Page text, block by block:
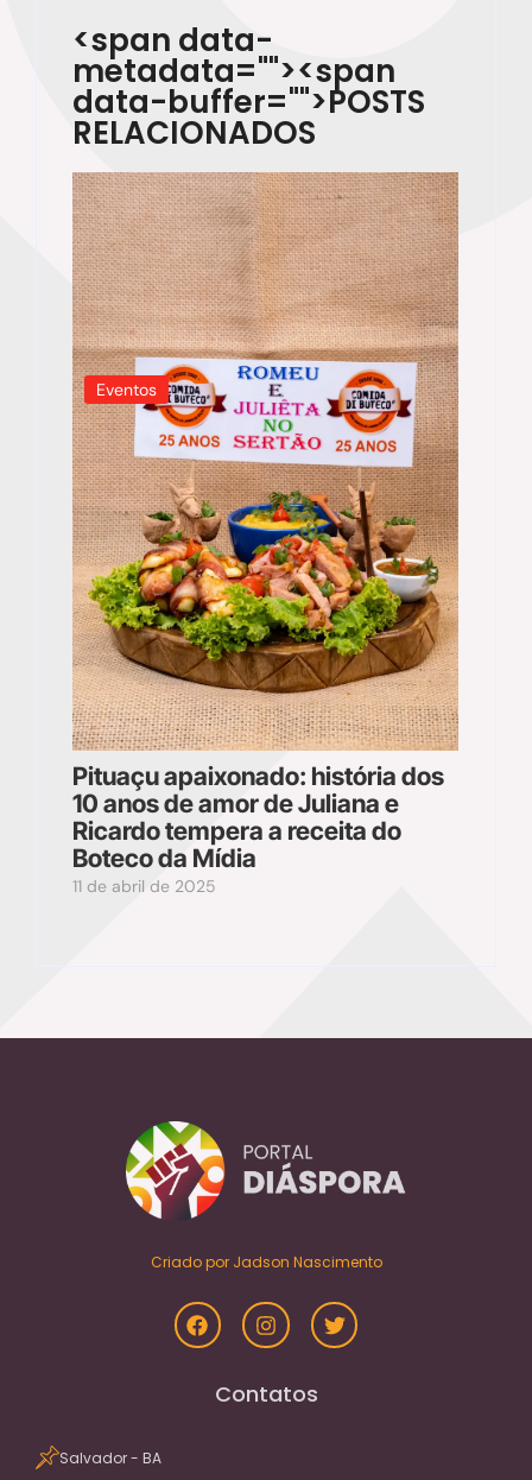
<span data-
metadata=""><span
data-buffer="">POSTS
RELACIONADOS
Eventos
Pituaçu apaixonado: história dos
10 anos de amor de Juliana e
Ricardo tempera a receita do
Boteco da Mídia
11 de abril de 2025
Criado por Jadson Nascimento
Contatos
Salvador - BA